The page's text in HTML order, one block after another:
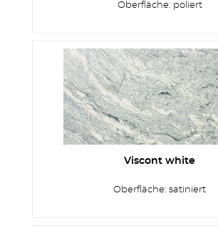
Oberfläche: poliert
Viscont white
Oberfläche: satiniert